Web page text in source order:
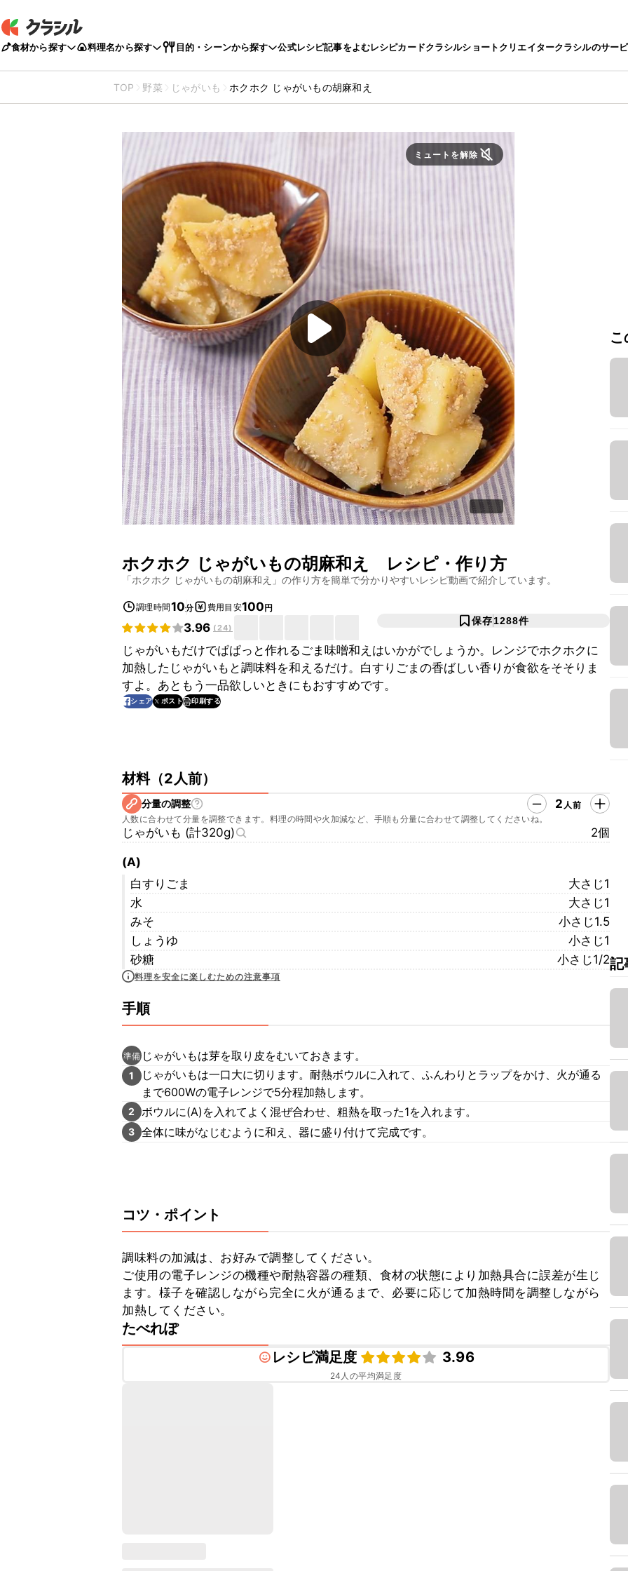
食材から探す 料理名から探す 目的・シーンから探す 公式レシピ記事をよむレシピカードクラシルショートクリエイタークラシルのサー
TOP 野菜 じゃがいも ホクホク じゃがいもの胡麻和え
ミュートを解除
ホクホク じゃがいもの胡麻和え レシピ・作り方
「ホクホク じゃがいもの胡麻和え 」の作り方を簡単で分かりやすいレシピ動画で紹介しています。
調理時間10分 費用目安100円
3.96 (24)
保存1288件
じゃがいもだけでぱぱっと作れるごま味噌和えはいかがでしょうか。レンジでホクホクに
加熱したじゃがいもと調味料を和えるだけ。白すりごまの香ばしい香りが食欲をそそりま
すよ。あともう一品欲しいときにもおすすめです。
シェア ポスト 印刷する
材料（2人前）
分量の調整 2 人前
人数に合わせて分量を調整できます。料理の時間や火加減など、手順も分量に合わせて調整してくださいね。
じゃがいも (計320g) 2個
(A)
白すりごま
大さじ1
水
大さじ1
みそ
小さじ1.5
しょうゆ
小さじ1
砂糖
小さじ1/2
料理を安全に楽しむための注意事項
手順
準備 じゃがいもは芽を取り皮をむいておきます。
1
じゃがいもは一口大に切ります。耐熱ボウルに入れて、ふんわりとラップをかけ、火が通る
まで600Wの電子レンジで5分程加熱します。
2 ボウルに(A)を入れてよく混ぜ合わせ、粗熱を取った1を入れます。
3 全体に味がなじむように和え、器に盛り付けて完成です。
コツ・ポイント
調味料の加減は、お好みで調整してください。
ご使用の電子レンジの機種や耐熱容器の種類、食材の状態により加熱具合に誤差が生じ
ます。様子を確認しながら完全に火が通るまで、必要に応じて加熱時間を調整しながら
加熱してください。
たべれぽ
レシピ満足度
3.96
24 人の平均満足度
記